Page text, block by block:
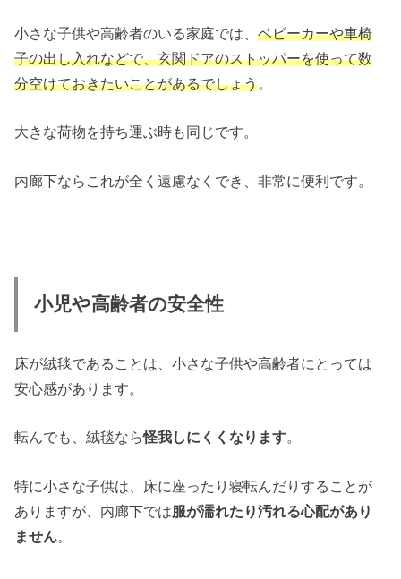
小さな子供や高齢者のいる家庭では、ベビーカーや車椅
子の出し入れなどで、玄関ドアのストッパーを使って数
分空けておきたいことがあるでしょう。
大きな荷物を持ち運ぶ時も同じです。
内廊下ならこれが全く遠慮なくでき、非常に便利です。
小児や高齢者の安全性
床が絨毯であることは、小さな子供や高齢者にとっては
安心感があります。
転んでも、絨毯なら怪我しにくくなります。
特に小さな子供は、床に座ったり寝転んだりすることが
ありますが、内廊下では服が濡れたり汚れる心配があり
ません。